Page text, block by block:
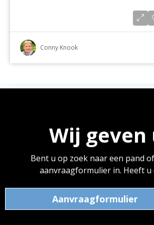
Conny Knook
Wij geven
Bent u op zoek naar een pand
aanvraagformulier in. Heeft u
Aanvraagformulier